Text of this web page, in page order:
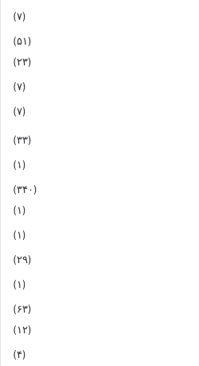
(۷)
(۵۱)
(۲۳)
(۷)
(۷)
(۳۳)
(۱)
(۳۴۰)
(۱)
(۱)
(۲۹)
(۱)
(۶۳)
(۱۲)
(۴)